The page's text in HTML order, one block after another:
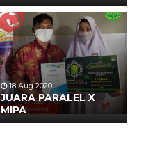
18 Aug 2020
JUARA PARALEL X
MIPA